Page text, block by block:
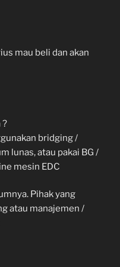
mau beli dan akan
?
bridging /
lunas, atau pakai BG /
mesin EDC
Pihak yang
atau manajemen /